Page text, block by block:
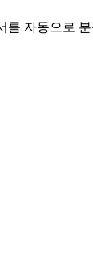
자동으로